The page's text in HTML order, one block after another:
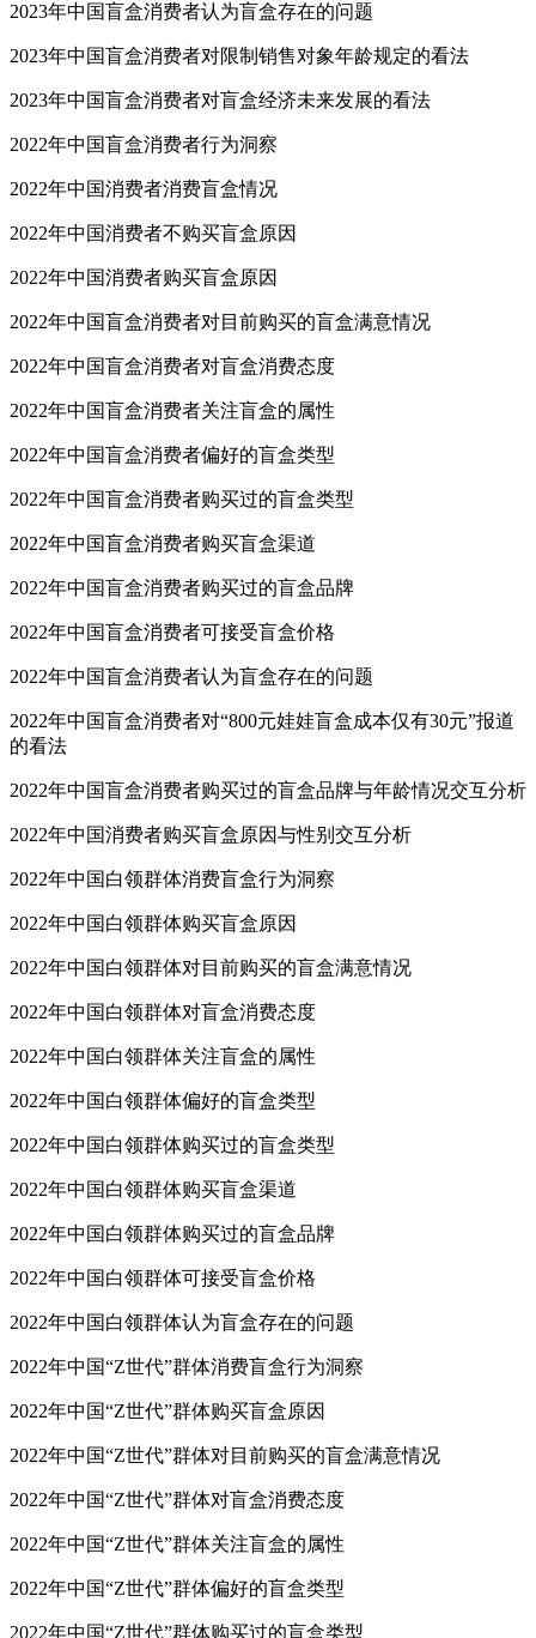
2023年中国盲盒消费者认为盲盒存在的问题
2023年中国盲盒消费者对限制销售对象年龄规定的看法
2023年中国盲盒消费者对盲盒经济未来发展的看法
2022年中国盲盒消费者行为洞察
2022年中国消费者消费盲盒情况
2022年中国消费者不购买盲盒原因
2022年中国消费者购买盲盒原因
2022年中国盲盒消费者对目前购买的盲盒满意情况
2022年中国盲盒消费者对盲盒消费态度
2022年中国盲盒消费者关注盲盒的属性
2022年中国盲盒消费者偏好的盲盒类型
2022年中国盲盒消费者购买过的盲盒类型
2022年中国盲盒消费者购买盲盒渠道
2022年中国盲盒消费者购买过的盲盒品牌
2022年中国盲盒消费者可接受盲盒价格
2022年中国盲盒消费者认为盲盒存在的问题
2022年中国盲盒消费者对“800元娃娃盲盒成本仅有30元”报道
的看法
2022年中国盲盒消费者购买过的盲盒品牌与年龄情况交互分析
2022年中国消费者购买盲盒原因与性别交互分析
2022年中国白领群体消费盲盒行为洞察
2022年中国白领群体购买盲盒原因
2022年中国白领群体对目前购买的盲盒满意情况
2022年中国白领群体对盲盒消费态度
2022年中国白领群体关注盲盒的属性
2022年中国白领群体偏好的盲盒类型
2022年中国白领群体购买过的盲盒类型
2022年中国白领群体购买盲盒渠道
2022年中国白领群体购买过的盲盒品牌
2022年中国白领群体可接受盲盒价格
2022年中国白领群体认为盲盒存在的问题
2022年中国“Z世代”群体消费盲盒行为洞察
2022年中国“Z世代”群体购买盲盒原因
2022年中国“Z世代”群体对目前购买的盲盒满意情况
2022年中国“Z世代”群体对盲盒消费态度
2022年中国“Z世代”群体关注盲盒的属性
2022年中国“Z世代”群体偏好的盲盒类型
2022年中国“Z世代”群体购买过的盲盒类型